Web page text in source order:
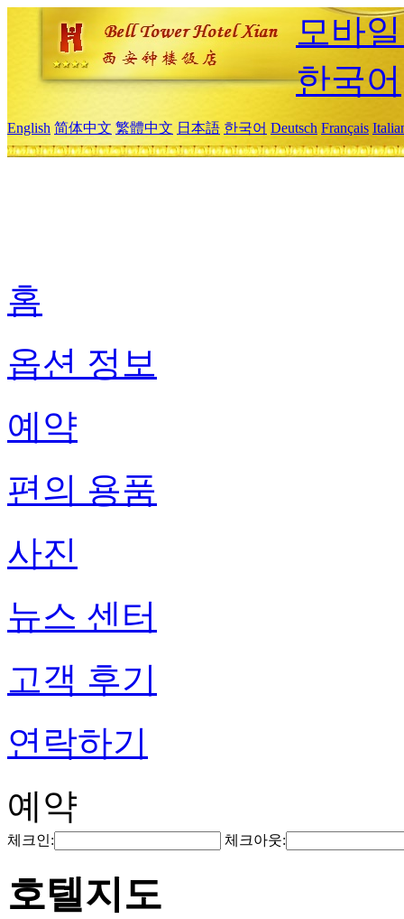
모바
한국어
English 简体中文 繁體中文 日本語 한국어 Deutsch Français
홈
옵션 정보
예약
편의 용품
사진
뉴스 센터
고객 후기
연락하기
예약
체크인: 체크아웃:
호텔지도